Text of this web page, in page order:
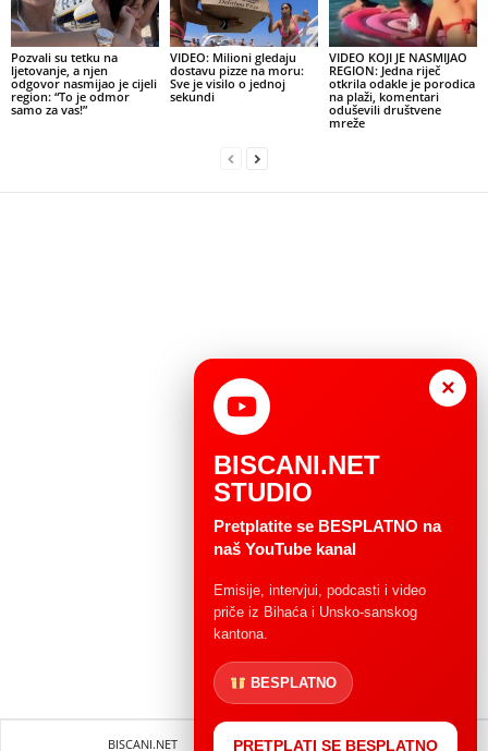
Pozvali su tetku na
ljetovanje, a njen
odgovor nasmijao je cijeli
region: “To je odmor
samo za vas!”
VIDEO: Milioni gledaju
dostavu pizze na moru:
Sve je visilo o jednoj
sekundi
VIDEO KOJI JE NASMIJAO
REGION: Jedna riječ
otkrila odakle je porodica
na plaži, komentari
oduševili društvene
mreže
BISCANI.NET Impressum Uvjeti korištenja
×
BISCANI.NET
STUDIO
Pretplatite se BESPLATNO na
naš YouTube kanal
Emisije, intervjui, podcasti i video
priče iz Bihaća i Unsko-sanskog
kantona.
BESPLATNO
PRETPLATI SE BESPLATNO